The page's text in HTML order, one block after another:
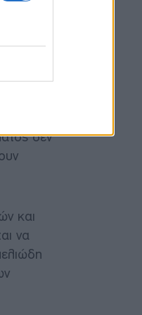
δεν
και
να